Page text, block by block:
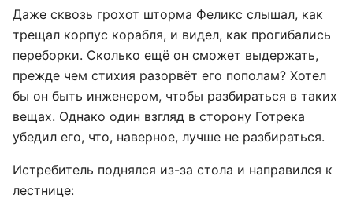
Даже сквозь грохот шторма Феликс слышал, как
трещал корпус корабля, и видел, как прогибались
переборки. Сколько ещё он сможет выдержать,
прежде чем стихия разорвёт его пополам? Хотел
бы он быть инженером, чтобы разбираться в таких
вещах. Однако один взгляд в сторону Готрека
убедил его, что, наверное, лучше не разбираться.
Истребитель поднялся из-за стола и направился к
лестнице: